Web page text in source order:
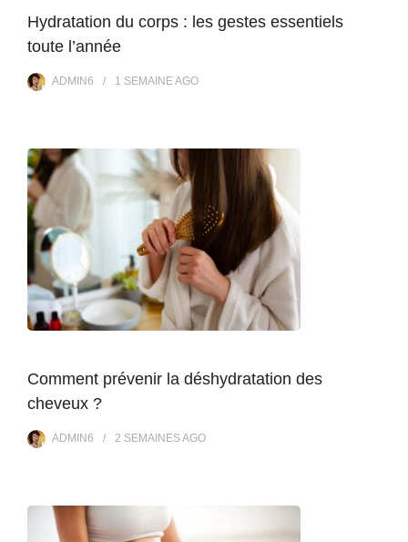
Hydratation du corps : les gestes essentiels
toute l’année
ADMIN6 1 SEMAINEAGO
Comment prévenir la déshydratation des
cheveux ?
ADMIN6 2 SEMAINESAGO